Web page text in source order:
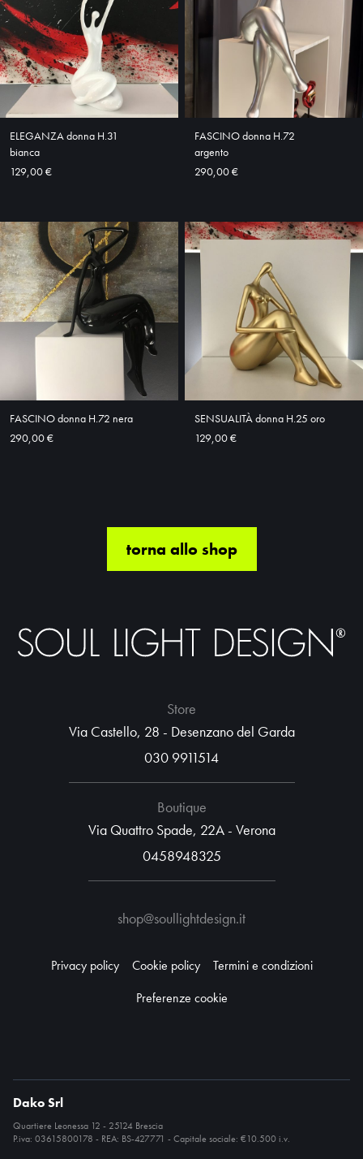
HOME
ABOUT
SHOP
ELEGANZA donna H.31
bianca
129,00 €
FASCINO donna H.72
argento
290,00 €
FASCINO donna H.72 nera
290,00 €
SENSUALITÀ donna H.25 oro
129,00 €
torna allo shop
Store
Via Castello, 28 - Desenzano del Garda
030 9911514
Boutique
Via Quattro Spade, 22A - Verona
0458948325
shop@soullightdesign.it
Privacy policy Cookie policy
Termini e condizioni
Preferenze cookie
Dako Srl
Quartiere Leonessa 12 - 25124 Brescia
P.iva: 03615800178 - REA: BS-427771 - Capitale sociale: €10.500 i.v.